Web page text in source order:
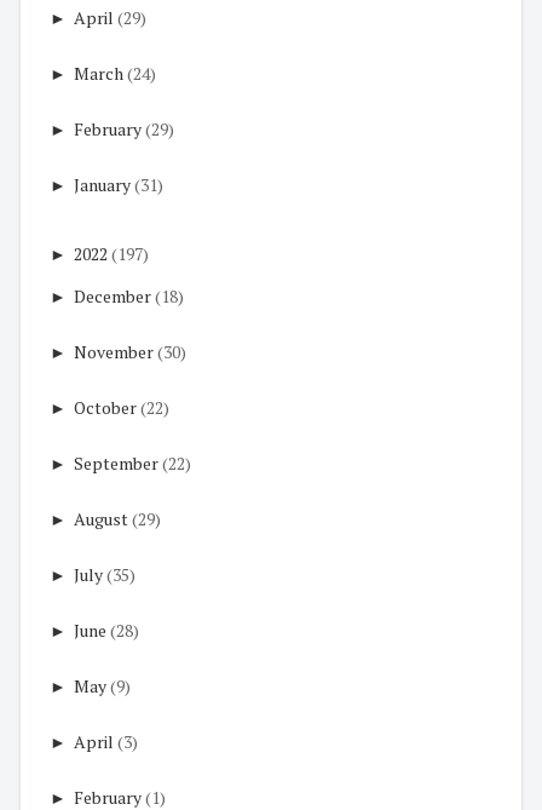
► April (29)
► March(24)
► February(29)
► January(31)
► 2022 (197)
► December(18)
► November(30)
► October(22)
► September(22)
► August(29)
► July(35)
► June (28)
► May(9)
► April (3)
► February(1)